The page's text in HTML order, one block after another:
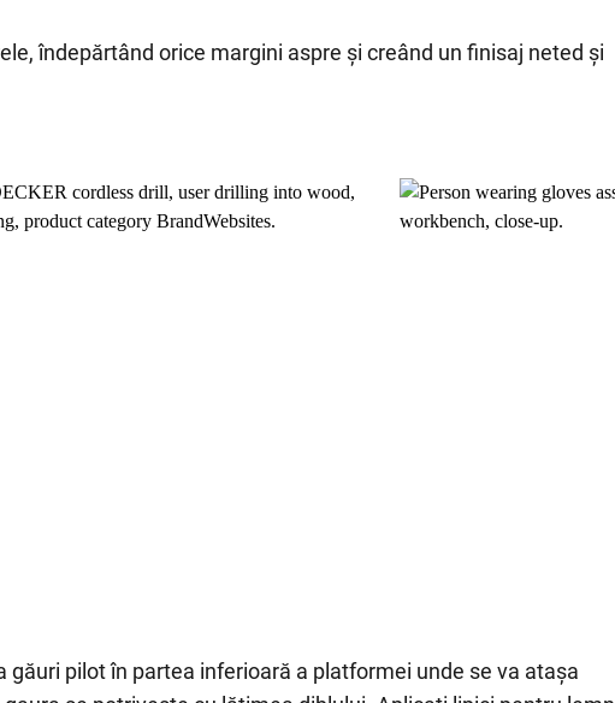
îndepărtând orice margini aspre și creând un finisaj neted și
găuri pilot în partea inferioară a platformei unde se va atașa